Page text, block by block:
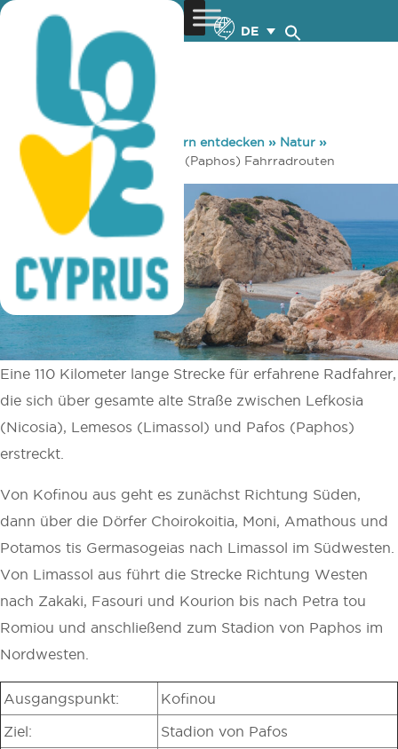
DE
You are here: Home »Zypern entdecken » Natur »
Radsport
Kofinou – Pafos (Paphos) Fahrradrouten
Eine 110 Kilometer lange Strecke für erfahrene Radfahrer,
die sich über gesamte alte Straße zwischen Lefkosia
(Nicosia), Lemesos (Limassol) und Pafos (Paphos)
erstreckt.
Von Kofinou aus geht es zunächst Richtung Süden,
dann über die Dörfer Choirokoitia, Moni, Amathous und
Potamos tis Germasogeias nach Limassol im Südwesten.
Von Limassol aus führt die Strecke Richtung Westen
nach Zakaki, Fasouri und Kourion bis nach Petra tou
Romiou und anschließend zum Stadion von Paphos im
Nordwesten.
Ausgangspunkt: Kofinou
Ziel: Stadion von Pafos